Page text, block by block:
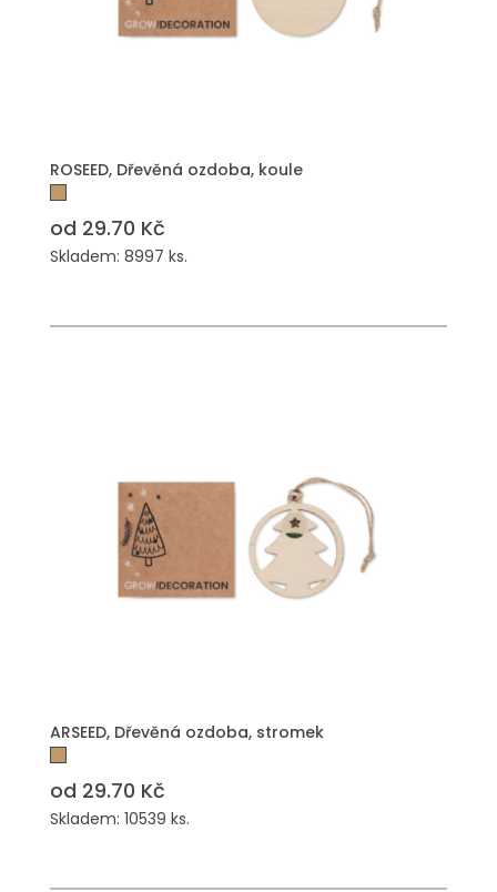
ROSEED, Dřevěná ozdoba, koule
od 29.70 Kč
Skladem: 8997 ks.
ARSEED, Dřevěná ozdoba, stromek
od 29.70 Kč
Skladem: 10539 ks.